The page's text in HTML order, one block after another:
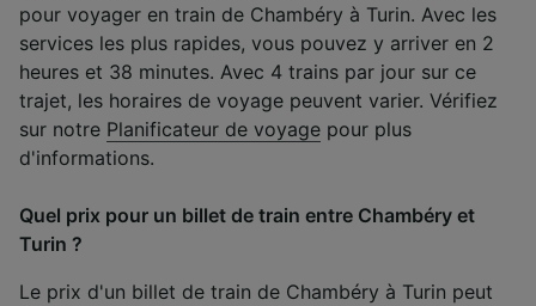
pour voyager en train de Chambéry à Turin. Avec les
services les plus rapides, vous pouvez y arriver en 2
heures et 38 minutes. Avec 4 trains par jour sur ce
trajet, les horaires de voyage peuvent varier. Vérifiez
sur notre Planificateur de voyage pour plus
d'informations.
Quel prix pour un billet de train entre Chambéry et
Turin ?
Le prix d'un billet de train de Chambéry à Turin peut